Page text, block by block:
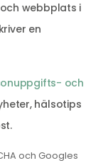
webbplats i
en
och
hälsotips
och Googles